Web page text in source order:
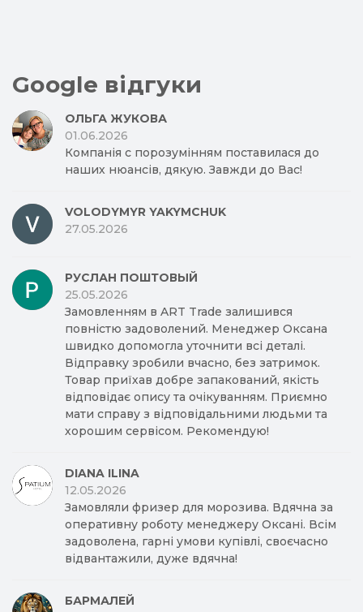
Google відгуки
ОЛЬГА ЖУКОВА
01.06.2026
Компанія с порозумінням поставилася до
наших нюансів, дякую. Завжди до Вас!
VOLODYMYR YAKYMCHUK
27.05.2026
РУСЛАН ПОШТОВЫЙ
25.05.2026
Замовленням в ART Trade залишився
повністю задоволений. Менеджер Оксана
швидко допомогла уточнити всі деталі.
Відправку зробили вчасно, без затримок.
Товар приїхав добре запакований, якість
відповідає опису та очікуванням. Приємно
мати справу з відповідальними людьми та
хорошим сервісом. Рекомендую!
DIANA ILINA
12.05.2026
Замовляли фризер для морозива. Вдячна за
оперативну роботу менеджеру Оксані. Всім
задоволена, гарні умови купівлі, своєчасно
відвантажили, дуже вдячна!
БАРМАЛЕЙ